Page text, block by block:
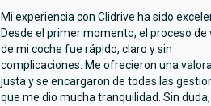
Mi experiencia con Clidrive ha sido
Desde el primer momento, el proceso de
de mi coche fue rápido, claro y sin
complicaciones. Me ofrecieron una
justa y se encargaron de todas las
que me dio mucha tranquilidad. Sin